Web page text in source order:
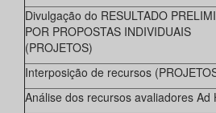
Divulgação do RESULTADO
POR PROPOSTAS INDIVIDUAIS
(PROJETOS)
Interposição de recursos
Análise dos recursos avaliadores Ad